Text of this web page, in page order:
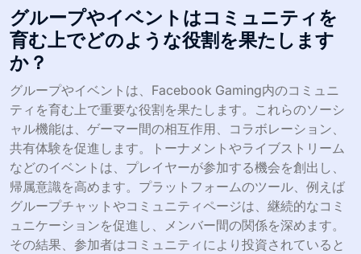
グループやイベントはコミュニティを
育む上でどのような役割を果たします
か？
グループやイベントは、Facebook Gaming内のコミュニ
ティを育む上で重要な役割を果たします。これらのソーシ
ャル機能は、ゲーマー間の相互作用、コラボレーション、
共有体験を促進します。トーナメントやライブストリーム
などのイベントは、プレイヤーが参加する機会を創出し、
帰属意識を高めます。プラットフォームのツール、例えば
グループチャットやコミュニティページは、継続的なコミ
ュニケーションを促進し、メンバー間の関係を深めます。
その結果、参加者はコミュニティにより投資されていると